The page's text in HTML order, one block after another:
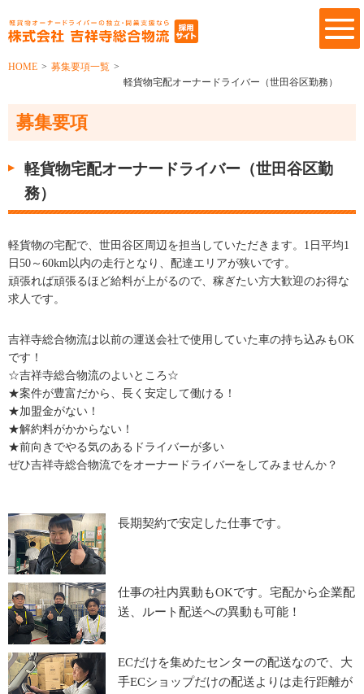
HOME > 募集要項一覧 >
軽貨物宅配オーナードライバー（世田谷区勤務）
募集要項
軽貨物宅配オーナードライバー（世田谷区勤
務）
軽貨物の宅配で、世田谷区周辺を担当していただきます。1日平均1
日50～60km以内の走行となり、配達エリアが狭いです。
頑張れば頑張るほど給料が上がるので、稼ぎたい方大歓迎のお得な
求人です。
吉祥寺総合物流は以前の運送会社で使用していた車の持ち込みもOK
です！
☆吉祥寺総合物流のよいところ☆
★案件が豊富だから、長く安定して働ける！
★加盟金がない！
★解約料がかからない！
★前向きでやる気のあるドライバーが多い
ぜひ吉祥寺総合物流でをオーナードライバーをしてみませんか？
長期契約で安定した仕事です。
仕事の社内異動もOKです。宅配から企業配
送、ルート配送への異動も可能！
ECだけを集めたセンターの配送なので、大
手ECショップだけの配送よりは走行距離が